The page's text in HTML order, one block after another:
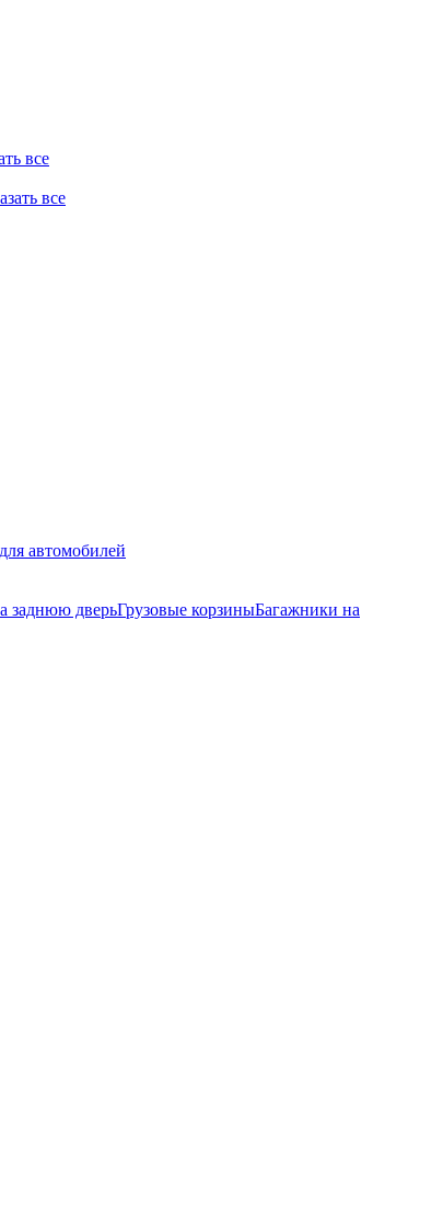
все
все
автомобилей
заднюю дверьГрузовые корзиныБагажники на